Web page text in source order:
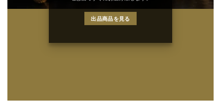
出品商品を見る